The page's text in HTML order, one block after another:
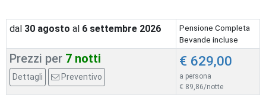
dal 30agosto al 6settembre 2026
Pensione Completa
Bevande incluse
Prezzi per 7 notti
Dettagli Preventivo
€ 629,00
a persona
€ 89,86/notte